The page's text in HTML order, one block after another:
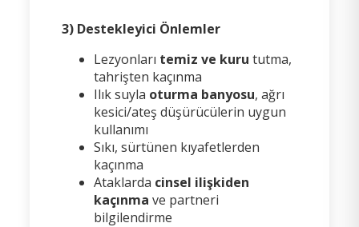
3) Destekleyici Önlemler
Lezyonları temiz ve kuru tutma,
tahrişten kaçınma
Ilık suyla oturma banyosu, ağrı
kesici/ateş düşürücülerin uygun
kullanımı
Sıkı, sürtünen kıyafetlerden
kaçınma
Ataklarda cinsel ilişkiden
kaçınma ve partneri
bilgilendirme